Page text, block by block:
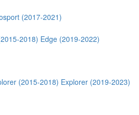
(2017-2021)
2018) Edge (2019-2022)
(2015-2018) Explorer (2019-2023)